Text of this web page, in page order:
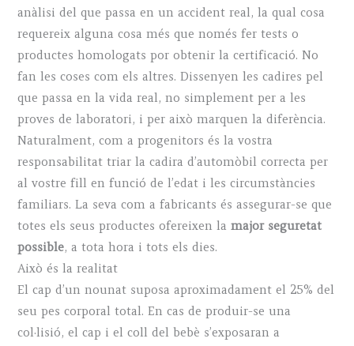
anàlisi del que passa en un accident real, la qual cosa
requereix alguna cosa més que només fer tests o
productes homologats por obtenir la certificació. No
fan les coses com els altres. Dissenyen les cadires pel
que passa en la vida real, no simplement per a les
proves de laboratori, i per això marquen la diferència.
Naturalment, com a progenitors és la vostra
responsabilitat triar la cadira d’automòbil correcta per
al vostre fill en funció de l’edat i les circumstàncies
familiars. La seva com a fabricants és assegurar-se que
totes els seus productes ofereixen lamajor seguretat
possible, a tota hora i tots els dies.
Això és la realitat
El cap d’un nounat suposa aproximadament el 25% del
seu pes corporal total. En cas de produir-se una
col·lisió, el cap i el coll del bebè s’exposaran a